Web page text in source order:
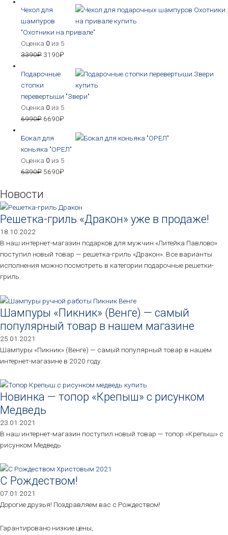
Чехол для
шампуров
"Охотники на привале"
Оценка 0 из 5
3390₽ 3190₽
Подарочные
стопки
перевертыши "Звери"
Оценка 0 из 5
6990₽ 6690₽
Бокал для
коньяка "ОРЕЛ"
Оценка 0 из 5
6390₽ 5690₽
Новости
Решетка-гриль «Дракон» уже в продаже!
18.10.2022
В наш интернет-магазин подарков для мужчин «Литейка Павлово»
поступил новый товар — решетка-гриль «Дракон». Все варианты
исполнения можно посмотреть в категории подарочные решетки-
гриль.
Шампуры «Пикник» (Венге) — самый
популярный товар в нашем магазине
25.01.2021
Шампуры «Пикник» (Венге) — самый популярный товар в нашем
интернет-магазине в 2020 году.
Новинка — топор «Крепыш» с рисунком
Медведь
23.01.2021
В наш интернет-магазин поступил новый товар — топор «Крепыш» с
рисунком Медведь
С Рождеством!
07.01.2021
Дорогие друзья! Поздравляем вас с Рождеством!
Гарантировано низкие цены,